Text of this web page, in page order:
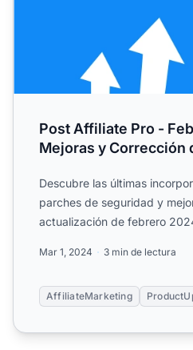
Post Affiliate Pro -
Mejoras y Corrección
Descubre las últimas
parches de seguridad y
actualización de febrero
Mar 1, 2024 3 min de lectura
AffiliateMarketing